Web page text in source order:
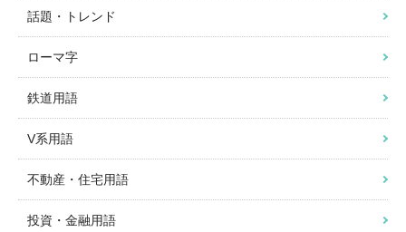
話題・トレンド
ローマ字
鉄道用語
V系用語
不動産・住宅用語
投資・金融用語